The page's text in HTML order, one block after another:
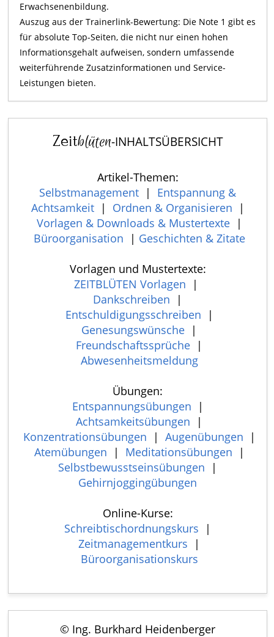
Erwachsenenbildung.
Auszug aus der Trainerlink-Bewertung: Die Note 1 gibt es
für absolute Top-Seiten, die nicht nur einen hohen
Informationsgehalt aufweisen, sondern umfassende
weiterführende Zusatzinformationen und Service-
Leistungen bieten.
Zeitblüten-INHALTSÜBERSICHT
Artikel-Themen:
Selbstmanagement | Entspannung &
Achtsamkeit| Ordnen & Organisieren |
Vorlagen & Downloads & Mustertexte|
Büroorganisation | Geschichten & Zitate
Vorlagen und Mustertexte:
ZEITBLÜTEN Vorlagen |
Dankschreiben |
Entschuldigungsschreiben |
Genesungswünsche |
Freundschaftssprüche |
Abwesenheitsmeldung
Übungen:
Entspannungsübungen |
Achtsamkeitsübungen |
Konzentrationsübungen | Augenübungen |
Atemübungen | Meditationsübungen |
Selbstbewusstseinsübungen |
Gehirnjoggingübungen
Online-Kurse:
Schreibtischordnungskurs |
Zeitmanagementkurs |
Büroorganisationskurs
© Ing. Burkhard Heidenberger